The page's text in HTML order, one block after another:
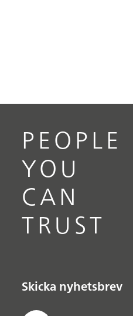
PEOPLE
YOU
CAN
TRUST
Skicka nyhetsbrev